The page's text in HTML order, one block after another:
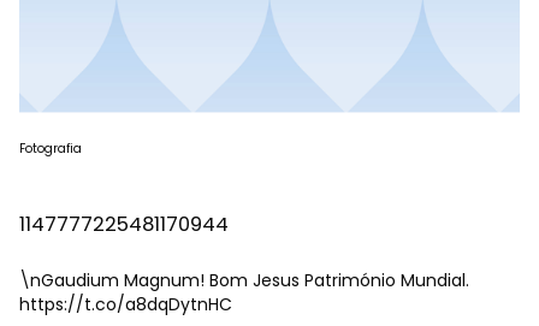
Fotografia
1147777225481170944
\nGaudium Magnum! Bom Jesus Património Mundial.
https://t.co/a8dqDytnHC